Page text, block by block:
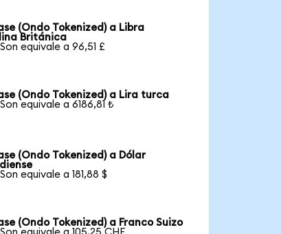
(Ondo Tokenized) a Libra
Británica
equivale a 96,51 £
(Ondo Tokenized) a Lira turca
equivale a 6186,81 ₺
(Ondo Tokenized) a Dólar
equivale a 181,88 $
(Ondo Tokenized) a Franco Suizo